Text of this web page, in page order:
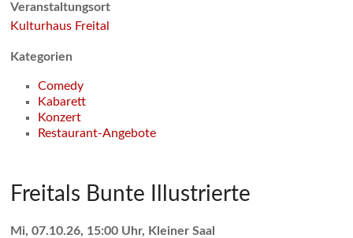
Veranstaltungsort
Kulturhaus Freital
Kategorien
Comedy
Kabarett
Konzert
Restaurant-Angebote
Freitals Bunte Illustrierte
Mi, 07.10.26, 15:00 Uhr, Kleiner Saal